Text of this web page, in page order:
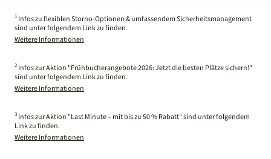
1 Infos zu flexiblen Storno-Optionen & umfassendem Sicherheitsmanagement
sind unter folgendem Link zu finden.
Weitere Informationen
2 Infos zur Aktion "Frühbucherangebote 2026: Jetzt die besten Plätze sichern!"
sind unter folgendem Link zu finden.
Weitere Informationen
3 Infos zur Aktion "Last Minute – mit bis zu 50 % Rabatt" sind unter folgendem
Link zu finden.
Weitere Informationen